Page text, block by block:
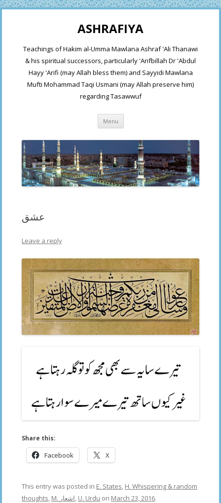
ASHRAFIYA
Teachings of Hakim al-Umma Mawlana Ashraf 'Ali Thanawi
& his spiritual successors, particularly 'Arifbillah Dr 'Abdul
Hayy 'Arifi (may Allah bless them) and Sayyidi Mawlana
Mufti Mohammad Taqi Usmani (may Allah preserve him)
regarding Tasawwuf
Menu Skip
content
عشق
Leave a reply
Share this:
Facebook X
This entry was posted in E. States, H. Whispering & random
thoughts, M. اشعار, U. Urdu on March 23, 2016.